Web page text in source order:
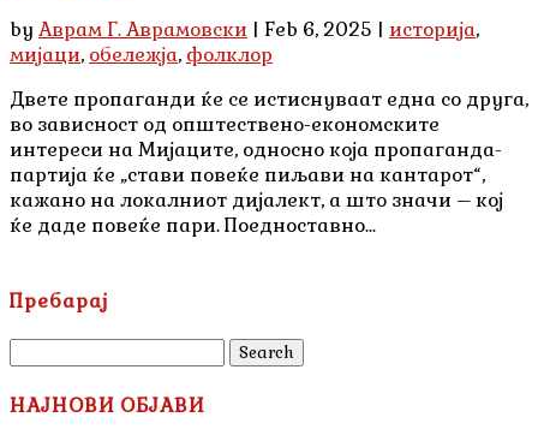
by Аврам Г. Аврамовски | Feb 6, 2025 | историја,
мијаци, обележја, фолклор
Двете пропаганди ќе се истиснуваат една со друга,
во зависност од општествено-економските
интереси на Мијаците, односно која пропаганда-
партија ќе „стави повеќе пиљави на кантарот“,
кажано на локалниот дијалект, а што значи – кој
ќе даде повеќе пари. Поедноставно...
Пребарај
НАЈНОВИ ОБЈАВИ